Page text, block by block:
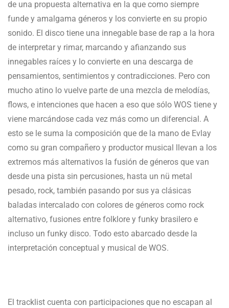
de una propuesta alternativa en la que como siempre
funde y amalgama géneros y los convierte en su propio
sonido. El disco tiene una innegable base de rap a la hora
de interpretar y rimar, marcando y afianzando sus
innegables raíces y lo convierte en una descarga de
pensamientos, sentimientos y contradicciones. Pero con
mucho atino lo vuelve parte de una mezcla de melodías,
flows, e intenciones que hacen a eso que sólo WOS tiene y
viene marcándose cada vez más como un diferencial. A
esto se le suma la composición que de la mano de Evlay
como su gran compañero y productor musical llevan a los
extremos más alternativos la fusión de géneros que van
desde una pista sin percusiones, hasta un nü metal
pesado, rock, también pasando por sus ya clásicas
baladas intercalado con colores de géneros como rock
alternativo, fusiones entre folklore y funky brasilero e
incluso un funky disco. Todo esto abarcado desde la
interpretación conceptual y musical de WOS.
El tracklist cuenta con participaciones que no escapan al